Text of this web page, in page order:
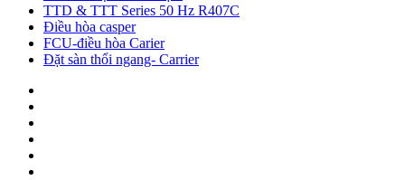
TTD & TTT Series 50 Hz R407C
Điều hòa casper
FCU-điều hòa Carier
Đặt sàn thổi ngang- Carrier